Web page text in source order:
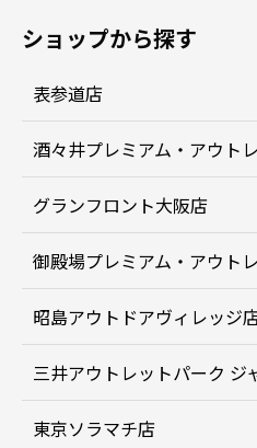
ショップから探す
表参道店
酒々井プレミアム・アウト
グランフロント大阪店
御殿場プレミアム・アウト
昭島アウトドアヴィレッジ
三井アウトレットパーク ジ
東京ソラマチ店